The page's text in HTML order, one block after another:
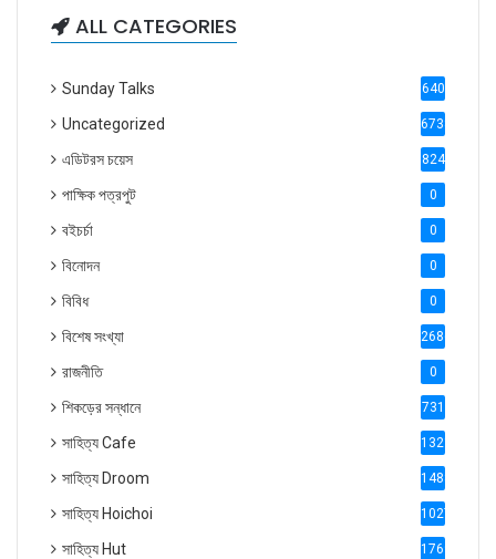
ALL CATEGORIES
Sunday Talks 640
Uncategorized 6738
এডিটরস চয়েস 824
পাক্ষিক পত্রপুট 0
বইচর্চা 0
বিনোদন 0
বিবিধ 0
বিশেষ সংখ্যা 2686
রাজনীতি 0
শিকড়ের সন্ধানে 731
সাহিত্য Cafe 1321
সাহিত্য Droom 1488
সাহিত্য Hoichoi 1027
সাহিত্য Hut 1769